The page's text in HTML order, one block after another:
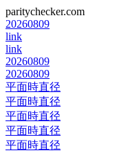
paritychecker.com
20260809
link
link
20260809
20260809
平面時直径
平面時直径
平面時直径
平面時直径
平面時直径